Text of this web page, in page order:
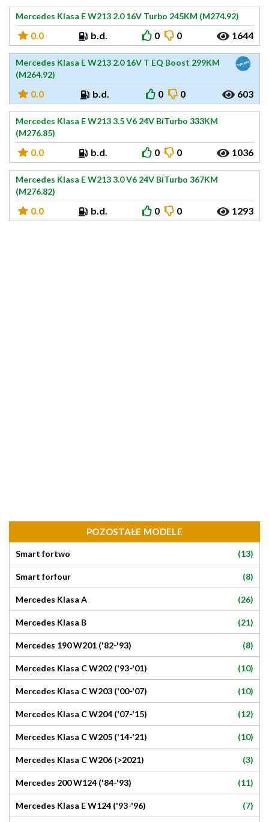
Mercedes Klasa E W213 2.0 16V Turbo 245KM (M274.92)
0.0 b.d. 0 0 1644
Mercedes Klasa E W213 2.0 16V T EQ Boost 299KM
(M264.92)
0.0 b.d. 0 0 603
Mercedes Klasa E W213 3.5 V6 24V BiTurbo 333KM
(M276.85)
0.0 b.d. 0 0 1036
Mercedes Klasa E W213 3.0 V6 24V BiTurbo 367KM
(M276.82)
0.0 b.d. 0 0 1293
POZOSTAŁE MODELE
Smart fortwo (13)
Smart forfour (8)
Mercedes Klasa A (26)
Mercedes Klasa B (21)
Mercedes 190 W201 ('82-'93) (8)
Mercedes Klasa C W202 ('93-'01) (10)
Mercedes Klasa C W203 ('00-'07) (10)
Mercedes Klasa C W204 ('07-'15) (12)
Mercedes Klasa C W205 ('14-'21) (10)
Mercedes Klasa C W206 (>2021) (3)
Mercedes 200 W124 ('84-'93) (11)
Mercedes Klasa E W124 ('93-'96) (7)